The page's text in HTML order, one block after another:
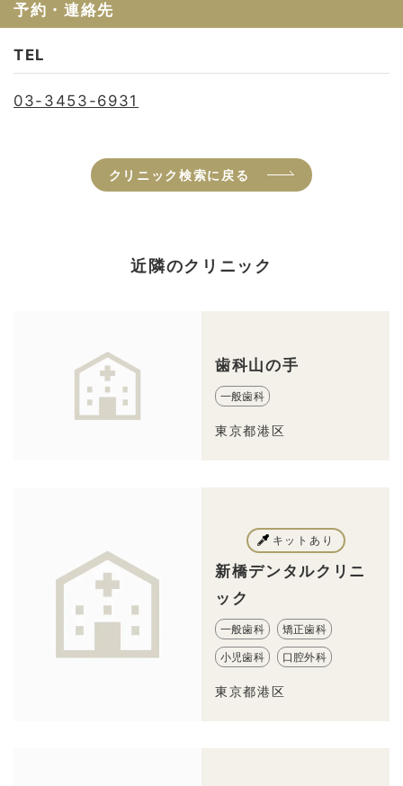
予約・連絡先
TEL
03-3453-6931
クリニック検索に戻る
近隣のクリニック
歯科山の手
一般歯科
東京都港区
キットあり
新橋デンタルクリニ
ック
一般歯科 矯正歯科
小児歯科 口腔外科
東京都港区